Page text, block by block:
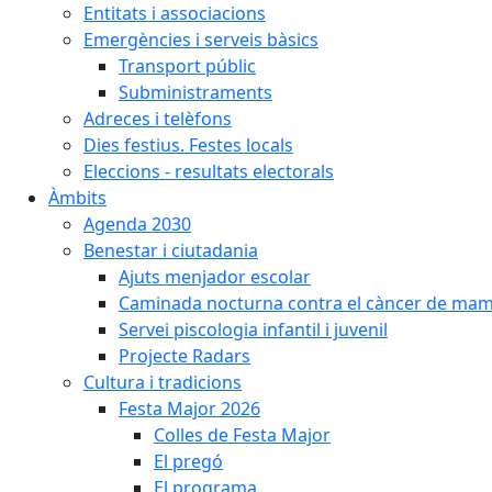
Entitats i associacions
Emergències i serveis bàsics
Transport públic
Subministraments
Adreces i telèfons
Dies festius. Festes locals
Eleccions - resultats electorals
Àmbits
Agenda 2030
Benestar i ciutadania
Ajuts menjador escolar
Caminada nocturna contra el càncer de
Servei piscologia infantil i juvenil
Projecte Radars
Cultura i tradicions
Festa Major 2026
Colles de Festa Major
El pregó